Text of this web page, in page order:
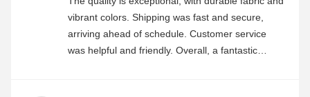
vibrant colors. Shipping was fast and secure,
arriving ahead of schedule. Customer service
was helpful and friendly. Overall, a fantastic